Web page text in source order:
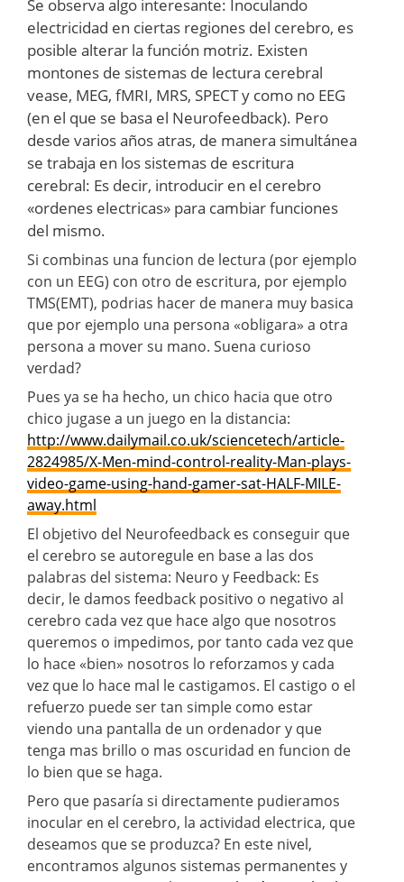
Se observa algo interesante: Inoculando
electricidad en ciertas regiones del cerebro, es
posible alterar la función motriz. Existen
montones de sistemas de lectura cerebral
vease, MEG, fMRI, MRS, SPECT y como no EEG
(en el que se basa el Neurofeedback). Pero
desde varios años atras, de manera simultánea
se trabaja en los sistemas de escritura
cerebral: Es decir, introducir en el cerebro
«ordenes electricas» para cambiar funciones
del mismo.
Si combinas una funcion de lectura (por ejemplo
con un EEG) con otro de escritura, por ejemplo
TMS(EMT), podrias hacer de manera muy basica
que por ejemplo una persona «obligara» a otra
persona a mover su mano. Suena curioso
verdad?
Pues ya se ha hecho, un chico hacia que otro
chico jugase a un juego en la distancia:
http://www.dailymail.co.uk/sciencetech/article-
2824985/X-Men-mind-control-reality-Man-plays-
video-game-using-hand-gamer-sat-HALF-MILE-
away.html
El objetivo del Neurofeedback es conseguir que
el cerebro se autoregule en base a las dos
palabras del sistema: Neuro y Feedback: Es
decir, le damos feedback positivo o negativo al
cerebro cada vez que hace algo que nosotros
queremos o impedimos, por tanto cada vez que
lo hace «bien» nosotros lo reforzamos y cada
vez que lo hace mal le castigamos. El castigo o el
refuerzo puede ser tan simple como estar
viendo una pantalla de un ordenador y que
tenga mas brillo o mas oscuridad en funcion de
lo bien que se haga.
Pero que pasaría si directamente pudieramos
inocular en el cerebro, la actividad electrica, que
deseamos que se produzca? En este nivel,
encontramos algunos sistemas permanentes y